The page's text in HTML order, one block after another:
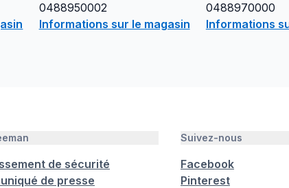
0488950002
Informations sur le magasin
0488970000
Informations
de sécurité
de presse
Suivez-nous
Facebook
Pinterest